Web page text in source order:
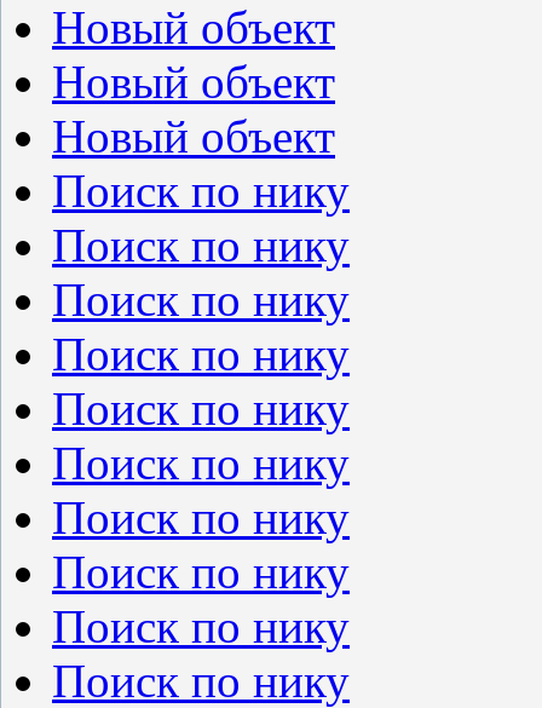
Новый объект
Новый объект
Новый объект
Поиск по нику
Поиск по нику
Поиск по нику
Поиск по нику
Поиск по нику
Поиск по нику
Поиск по нику
Поиск по нику
Поиск по нику
Поиск по нику